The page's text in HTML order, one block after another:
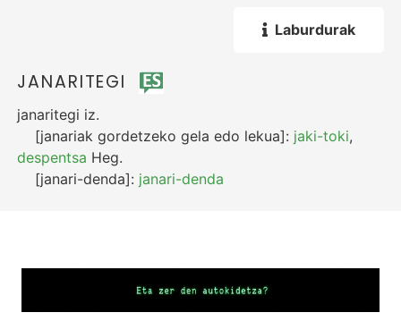
Laburdurak
JANARITEGI
janaritegi iz.
[janariak gordetzeko gela edo lekua]: jaki-toki,
despentsa Heg.
[janari-denda]: janari-denda